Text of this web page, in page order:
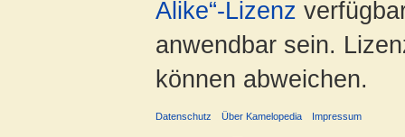
Alike“-Lizenz
anwendbar sein.
können abweichen.
Datenschutz Über Kamelopedia Impressum